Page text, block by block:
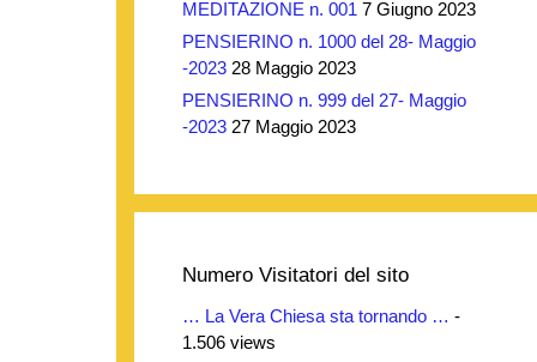
MEDITAZIONE n. 001 7 Giugno 2023
PENSIERINO n. 1000 del 28- Maggio
-2023 28 Maggio 2023
PENSIERINO n. 999 del 27- Maggio
-2023 27 Maggio 2023
Numero Visitatori del sito
… La Vera Chiesa sta tornando … -
1.506 views